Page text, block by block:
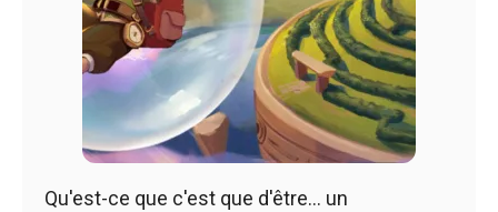
Qu'est-ce que c'est que d'être… un